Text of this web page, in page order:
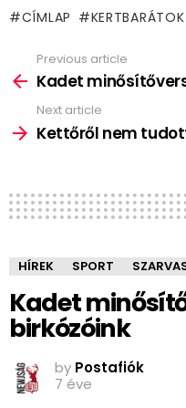
CÍMLAP KERTBARÁTOK
more
Previous article
Kadet
Next article
Kettőről nem
HÍREK SPORT
Kadet
birkózóink
by Postafiók
7 éve